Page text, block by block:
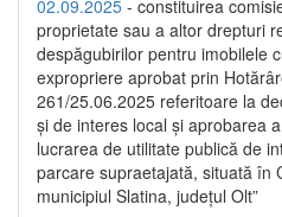
02.09.2025 - constituirea
proprietate sau a altor drepturi
despăgubirilor pentru imobilele
expropriere aprobat prin
261/25.06.2025 referitoare la
și de interes local și aprobarea
lucrarea de utilitate publică de
parcare supraetajată, situată în
municipiul Slatina, județul Olt”